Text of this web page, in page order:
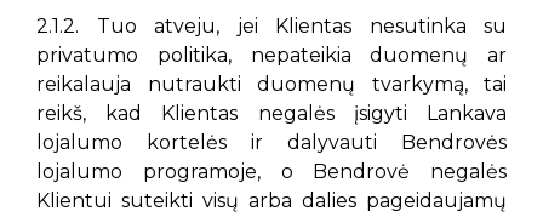
2.1.2. Tuo atveju, jei Klientas nesutinka su
privatumo politika, nepateikia duomenų ar
reikalauja nutraukti duomenų tvarkymą, tai
reikš, kad Klientas negalės įsigyti Lankava
lojalumo kortelės ir dalyvauti Bendrovės
lojalumo programoje, o Bendrovė negalės
Klientui suteikti visų arba dalies pageidaujamų